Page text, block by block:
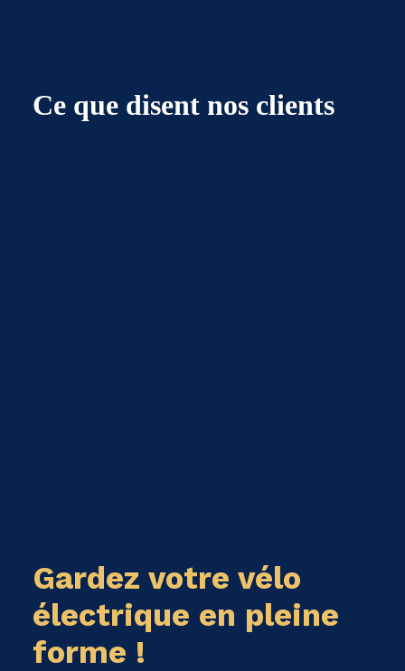
Ce que disent nos clients
Gardez votre vélo
électrique en pleine
forme !